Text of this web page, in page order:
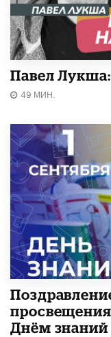
Павел
49 МИН.
Днём знаний